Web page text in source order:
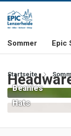
& FREERIDE-
Sommer Epic
Startseite
Beanies
Hats